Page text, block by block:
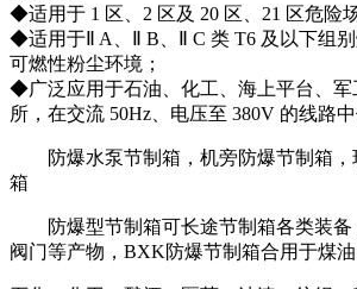
◆适用于 1 区、2 区及 20 区、21 区危险
◆适用于Ⅱ A、Ⅱ B、Ⅱ C 类 T6 及以下组
可燃性粉尘环境；
◆广泛应用于石油、化工、海上平台、军
所，在交流 50Hz、电压至 380V 的线路中
防爆水泵节制箱，机旁防爆节制箱，
箱
防爆型节制箱可长途节制箱各类装备
阀门等产物，BXK防爆节制箱合用于煤油